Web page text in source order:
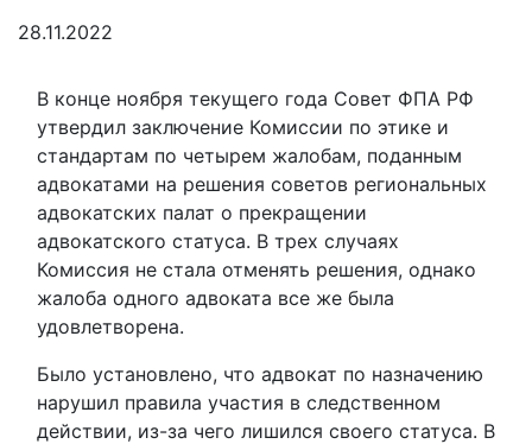
28.11.2022
В конце ноября текущего года Совет ФПА РФ
утвердил заключение Комиссии по этике и
стандартам по четырем жалобам, поданным
адвокатами на решения советов региональных
адвокатских палат о прекращении
адвокатского статуса. В трех случаях
Комиссия не стала отменять решения, однако
жалоба одного адвоката все же была
удовлетворена.
Было установлено, что адвокат по назначению
нарушил правила участия в следственном
действии, из-за чего лишился своего статуса. В